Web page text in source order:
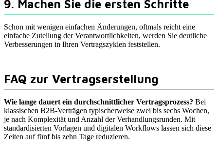
9. Machen Sie die ersten Schritte
Schon mit wenigen einfachen Änderungen, oftmals reicht eine
einfache Zuteilung der Verantwortlichkeiten, werden Sie deutliche
Verbesserungen in Ihren Vertragszyklen feststellen.
FAQ zur Vertragserstellung
Wie lange dauert ein durchschnittlicher Vertragsprozess? Bei
klassischen B2B-Verträgen typischerweise zwei bis sechs Wochen,
je nach Komplexität und Anzahl der Verhandlungsrunden. Mit
standardisierten Vorlagen und digitalen Workflows lassen sich diese
Zeiten auf fünf bis zehn Tage reduzieren.